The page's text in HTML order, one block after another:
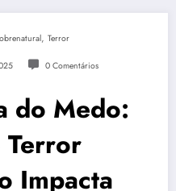
, Terror
0 Comentários
do Medo:
Terror
Impacta